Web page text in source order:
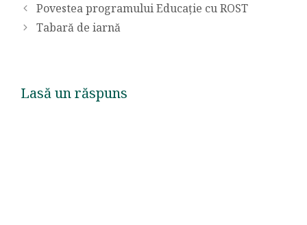
Povestea programului Educație cu ROST
Tabară de iarnă
Lasă un răspuns